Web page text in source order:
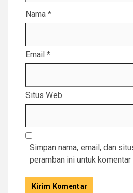
Nama *
Email *
Situs Web
Simpan nama, email, dan
peramban ini untuk